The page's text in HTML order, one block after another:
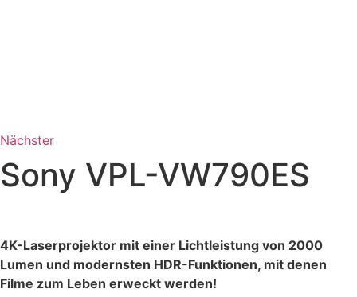
Nächster
Sony VPL-VW790ES
4K-Laserprojektor mit einer Lichtleistung von 2000
Lumen und modernsten HDR-Funktionen, mit denen
Filme zum Leben erweckt werden!